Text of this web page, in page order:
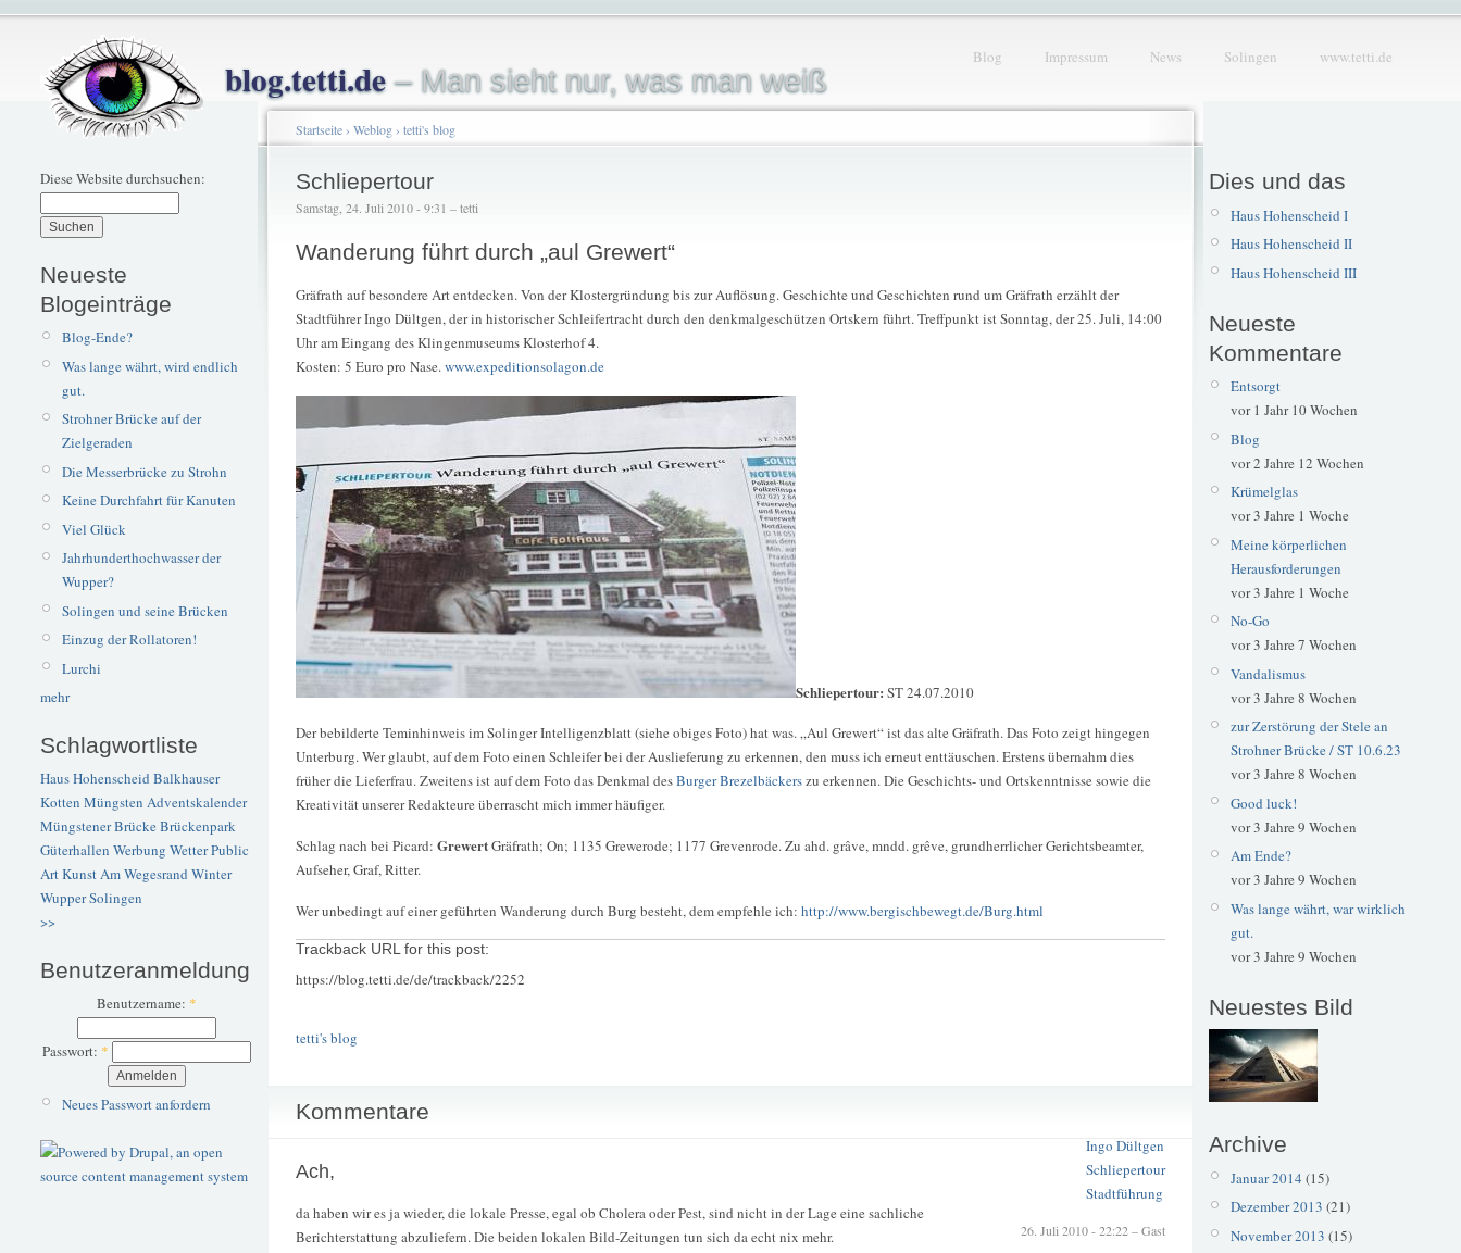
blog.tetti.de– Man sieht nur, was man weiß
Blog Impressum News Solingen www.tetti.de
Diese Website durchsuchen:
Neueste
Blogeinträge
Blog-Ende?
Was lange währt, wird endlich
gut.
Strohner Brücke auf der
Zielgeraden
Die Messerbrücke zu Strohn
Keine Durchfahrt für Kanuten
Viel Glück
Jahrhunderthochwasser der
Wupper?
Solingen und seine Brücken
Einzug der Rollatoren!
Lurchi
mehr
Schlagwortliste
Haus Hohenscheid Balkhauser
Kotten Müngsten Adventskalender
Müngstener BrückeBrückenpark
Güterhallen Werbung WetterPublic
ArtKunstAm Wegesrand Winter
WupperSolingen
>>
Benutzeranmeldung
Benutzername: *
Passwort: *
Neues Passwort anfordern
Startseite› Weblog› tetti's blog
Schliepertour
Samstag, 24. Juli 2010 - 9:31 – tetti
Wanderung führt durch „aul Grewert“
Gräfrath auf besondere Art entdecken. Von der Klostergründung bis zur Auflösung. Geschichte und Geschichten rund um Gräfrath erzählt der
Stadtführer Ingo Dültgen, der in historischer Schleifertracht durch den denkmalgeschützen Ortskern führt. Treffpunkt ist Sonntag, der 25. Juli, 14:00
Uhr am Eingang des Klingenmuseums Klosterhof 4.
Kosten: 5 Euro pro Nase.www.expeditionsolagon.de
Schliepertour: ST 24.07.2010
Der bebilderte Teminhinweis im Solinger Intelligenzblatt (siehe obiges Foto) hat was. „Aul Grewert“ ist das alte Gräfrath. Das Foto zeigt hingegen
Unterburg. Wer glaubt, auf dem Foto einen Schleifer bei der Auslieferung zu erkennen, den muss ich erneut enttäuschen. Erstens übernahm dies
früher die Lieferfrau. Zweitens ist auf dem Foto das Denkmal desBurger Brezelbäckerszu erkennen. Die Geschichts- und Ortskenntnisse sowie die
Kreativität unserer Redakteure überrascht mich immer häufiger.
Schlag nach bei Picard: GrewertGräfrath; On; 1135 Grewerode; 1177 Grevenrode. Zu ahd. grâve, mndd. grêve, grundherrlicher Gerichtsbeamter,
Aufseher, Graf, Ritter.
Wer unbedingt auf einer geführten Wanderung durch Burg besteht, dem empfehle ich: http://www.bergischbewegt.de/Burg.html
Trackback URL for this post:
https://blog.tetti.de/de/trackback/2252
tetti's blog
Ingo Dültgen
Schliepertour
Stadtführung
Kommentare
26. Juli 2010 - 22:22 – Gast
Ach,
da haben wir es ja wieder, die lokale Presse, egal ob Cholera oder Pest, sind nicht in der Lage eine sachliche
Berichterstattung abzuliefern. Die beiden lokalen Bild-Zeitungen tun sich da echt nix mehr.
Dies und das
Haus Hohenscheid I
Haus Hohenscheid II
Haus Hohenscheid III
Neueste
Kommentare
Entsorgt
vor 1 Jahr 10 Wochen
Blog
vor 2 Jahre 12 Wochen
Krümelglas
vor 3 Jahre 1 Woche
Meine körperlichen
Herausforderungen
vor 3 Jahre 1 Woche
No-Go
vor 3 Jahre 7 Wochen
Vandalismus
vor 3 Jahre 8 Wochen
zur Zerstörung der Stele an
Strohner Brücke / ST 10.6.23
vor 3 Jahre 8 Wochen
Good luck!
vor 3 Jahre 9 Wochen
Am Ende?
vor 3 Jahre 9 Wochen
Was lange währt, war wirklich
gut.
vor 3 Jahre 9 Wochen
Neuestes Bild
Archive
Januar 2014 (15)
Dezember 2013 (21)
November 2013 (15)